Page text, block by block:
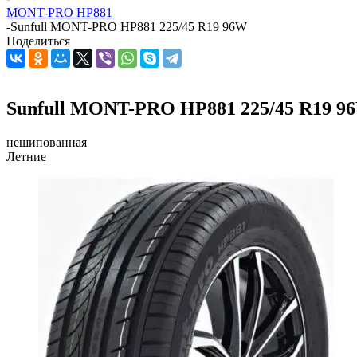
MONT-PRO HP881
-Sunfull MONT-PRO HP881 225/45 R19 96W
Поделиться
Sunfull MONT-PRO HP881 225/45 R19
нешипованная
Летние